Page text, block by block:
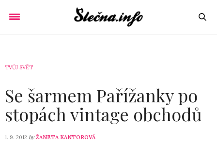
TVŮJ SVĚT
Se šarmem Pařížanky po
stopách vintage obchodů
1. 9. 2012 by ŽANETA KANTOROVÁ